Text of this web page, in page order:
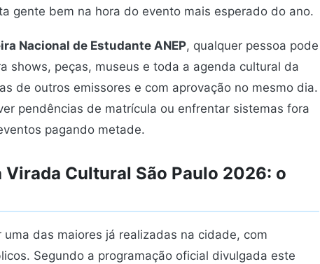
gente bem na hora do evento mais esperado do ano.
Nacional de Estudante ANEP, qualquer pessoa pode
shows, peças, museus e toda a agenda cultural da
de outros emissores e com aprovação no mesmo dia.
pendências de matrícula ou enfrentar sistemas fora
pagando metade.
Cultural São Paulo 2026: o
uma das maiores já realizadas na cidade, com
Segundo a programação oficial divulgada este